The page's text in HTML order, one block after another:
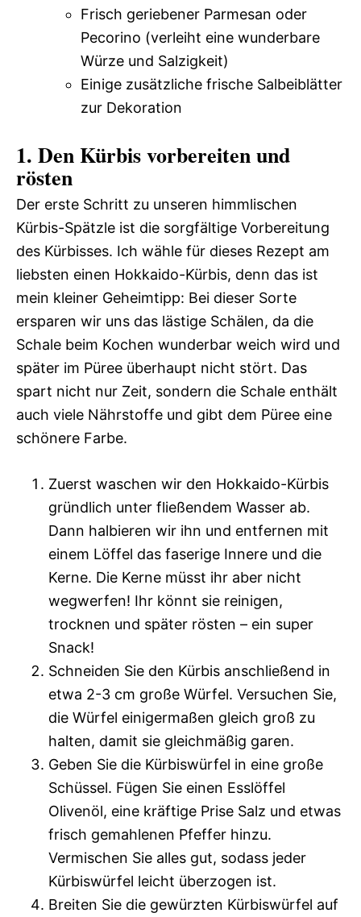
Frisch geriebener Parmesan oder
Pecorino (verleiht eine wunderbare
Würze und Salzigkeit)
Einige zusätzliche frische Salbeiblätter
zur Dekoration
1. Den Kürbis vorbereiten und
rösten
Der erste Schritt zu unseren himmlischen
Kürbis-Spätzle ist die sorgfältige Vorbereitung
des Kürbisses. Ich wähle für dieses Rezept am
liebsten einen Hokkaido-Kürbis, denn das ist
mein kleiner Geheimtipp: Bei dieser Sorte
ersparen wir uns das lästige Schälen, da die
Schale beim Kochen wunderbar weich wird und
später im Püree überhaupt nicht stört. Das
spart nicht nur Zeit, sondern die Schale enthält
auch viele Nährstoffe und gibt dem Püree eine
schönere Farbe.
Zuerst waschen wir den Hokkaido-Kürbis
gründlich unter fließendem Wasser ab.
Dann halbieren wir ihn und entfernen mit
einem Löffel das faserige Innere und die
Kerne. Die Kerne müsst ihr aber nicht
wegwerfen! Ihr könnt sie reinigen,
trocknen und später rösten – ein super
Snack!
Schneiden Sie den Kürbis anschließend in
etwa 2-3 cm große Würfel. Versuchen Sie,
die Würfel einigermaßen gleich groß zu
halten, damit sie gleichmäßig garen.
Geben Sie die Kürbiswürfel in eine große
Schüssel. Fügen Sie einen Esslöffel
Olivenöl, eine kräftige Prise Salz und etwas
frisch gemahlenen Pfeffer hinzu.
Vermischen Sie alles gut, sodass jeder
Kürbiswürfel leicht überzogen ist.
Breiten Sie die gewürzten Kürbiswürfel auf